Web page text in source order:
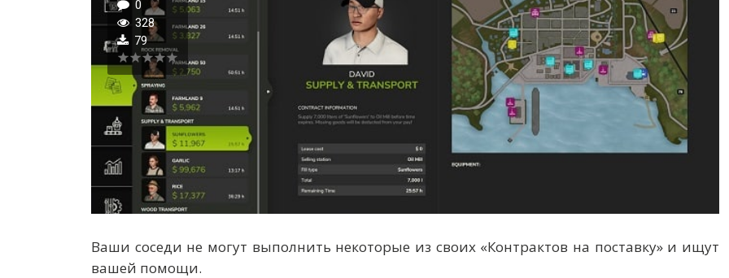
0
328
79
Ваши соседи не могут выполнить некоторые из своих «Контрактов на поставку» и ищут
вашей помощи.